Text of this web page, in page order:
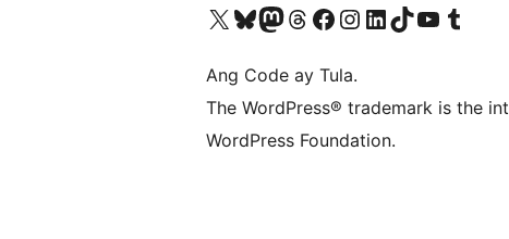
Visit our X (formerly Twitter) account
Bisitahin ang aming Bluesky account
Visit our Mastodon account
Bisitahin ang aming Threads account
Visit our Facebook page
Visit our Instagram account
Visit our LinkedIn account
Bisitahin ang aming TikTok account
Visit our YouTube channel
Bisitahin ang aming
Ang Code ay Tula.
The WordPress® trademark is the
WordPress Foundation.